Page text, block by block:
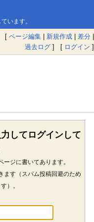
います。
[ ページ編集 | 新規作成 | 差分 |
過去ログ ] [ ログイン ]
してログインして
ジに書いてあります。
ます（スパム投稿回避のため
）。